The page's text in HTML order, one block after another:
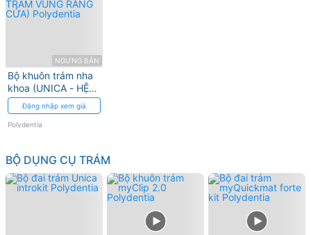
NGƯNG BÁN
Bộ khuôn trám nha
khoa (UNICA - HỆ
THỐNG KHUÔN
TRÁM VÙNG RĂNG
CỬA) Polydentia
Đăng nhập xem giá
Polydentia
BỘ DỤNG CỤ TRÁM